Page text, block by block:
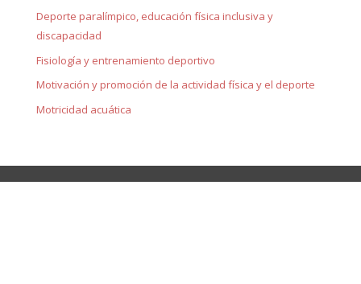
Deporte paralímpico, educación física inclusiva y
discapacidad
Fisiología y entrenamiento deportivo
Motivación y promoción de la actividad física y el deporte
Motricidad acuática